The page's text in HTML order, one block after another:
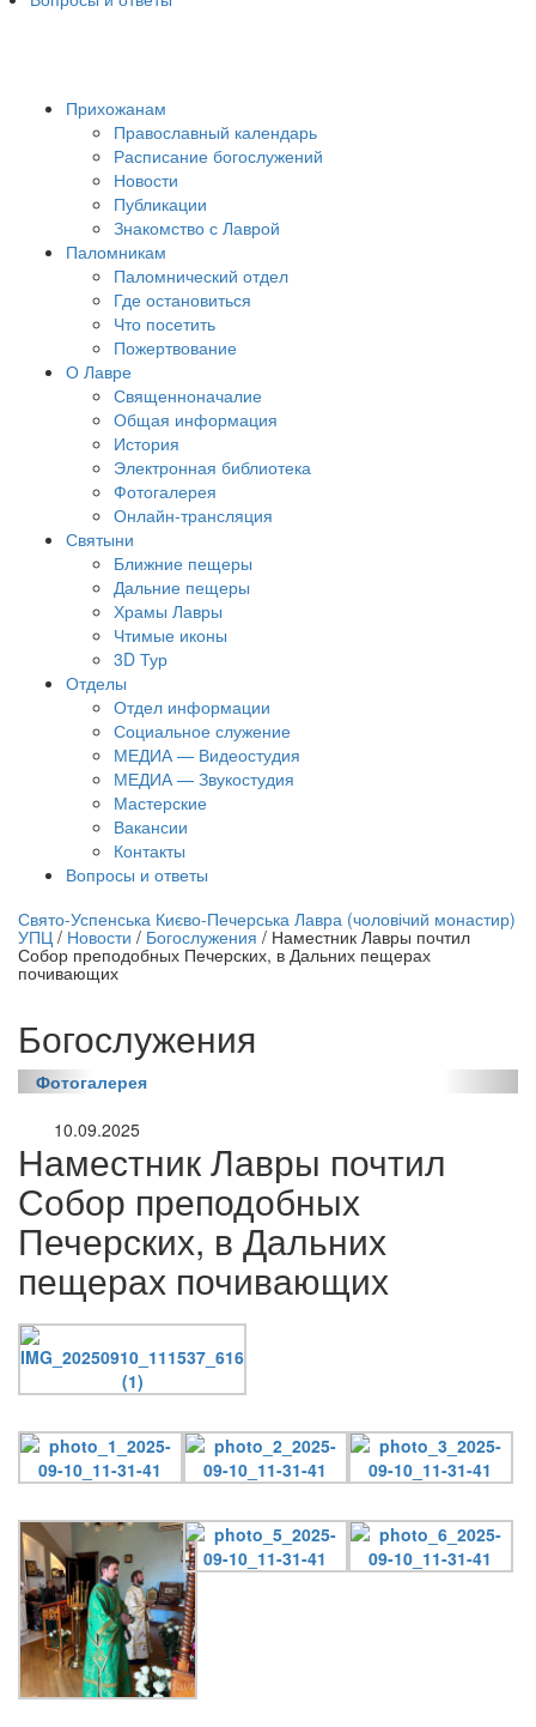
Прихожанам
Православный календарь
Расписание богослужений
Новости
Публикации
Знакомство с Лаврой
Паломникам
Паломнический отдел
Где остановиться
Что посетить
Пожертвование
О Лавре
Священноначалие
Общая информация
История
Электронная библиотека
Фотогалерея
Онлайн-трансляция
Святыни
Ближние пещеры
Дальние пещеры
Храмы Лавры
Чтимые иконы
3D Тур
Отделы
Отдел информации
Социальное служение
МЕДИА — Видеостудия
МЕДИА — Звукостудия
Мастерские
Вакансии
Контакты
Вопросы и ответы
трансляция | 12 сентября
трансляции
12 сентября 2015Название трансляции
12 сентября 2015Название трансляции
12 сентября 2015Название трансляции
12 сентября 2015Название трансляции
12 сентября 2015Название трансляции
12 сентября 2015Название трансляции
12 сентября 2015Название трансляции
12 сентября 2015Название трансляции
Свято-Успенська Києво-Печерська Лавра (чоловічий монастир)
УПЦ / Новости / Богослужения / Наместник Лавры почтил
Собор преподобных Печерских, в Дальних пещерах
почивающих
Богослужения
Фотогалерея
10.09.2025
Наместник Лавры почтил
Собор преподобных
Печерских, в Дальних
пещерах почивающих